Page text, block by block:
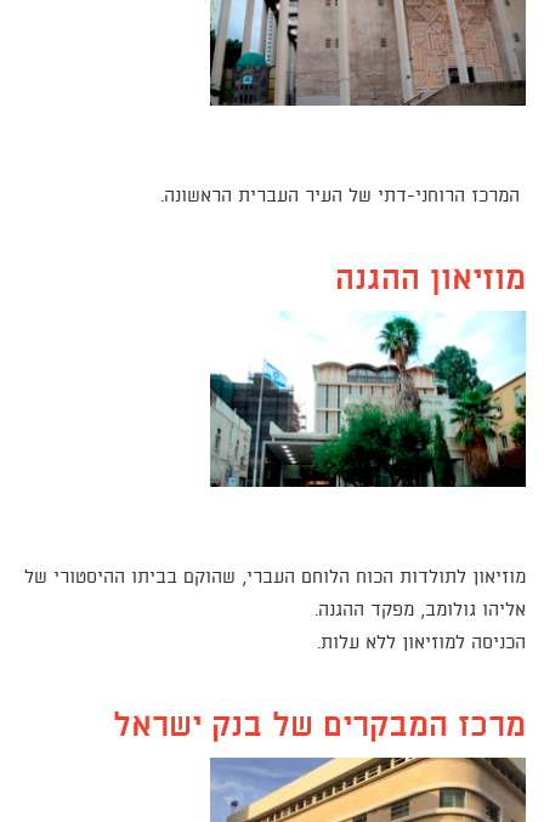
המרכז הרוחני-דתי של העיר העברית הראשונה.
מוזיאון ההגנה
מוזיאון לתולדות הכוח הלוחם העברי, שהוקם בביתו ההיסטורי של
אליהו גולומב, מפקד ההגנה.
הכניסה למוזיאון ללא עלות.
מרכז המבקרים של בנק ישראל